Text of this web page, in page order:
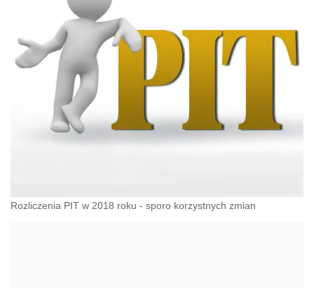
Rozliczenia PIT w 2018 roku - sporo korzystnych zmian